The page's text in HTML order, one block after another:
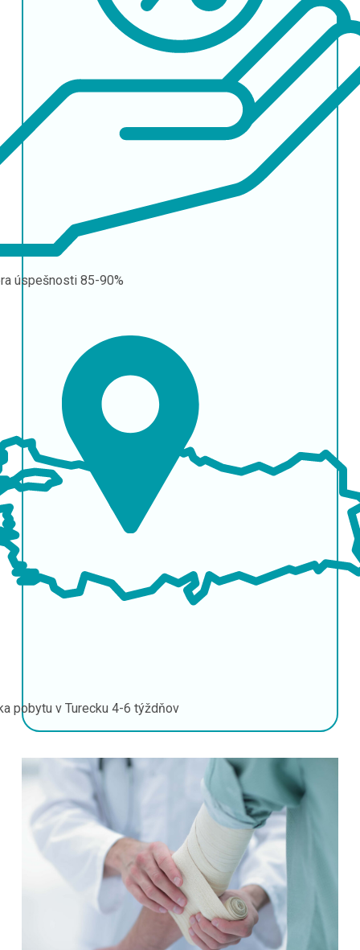
úspešnosti 85-90%
pobytu v Turecku 4-6 týždňov